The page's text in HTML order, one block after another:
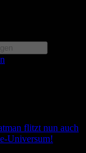
flitzt nun auch
Universum!